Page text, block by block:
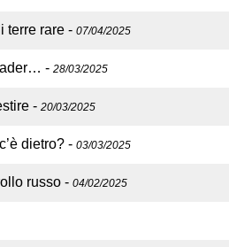
terre rare - 07/04/2025
- 28/03/2025
- 20/03/2025
dietro? - 03/03/2025
russo - 04/02/2025